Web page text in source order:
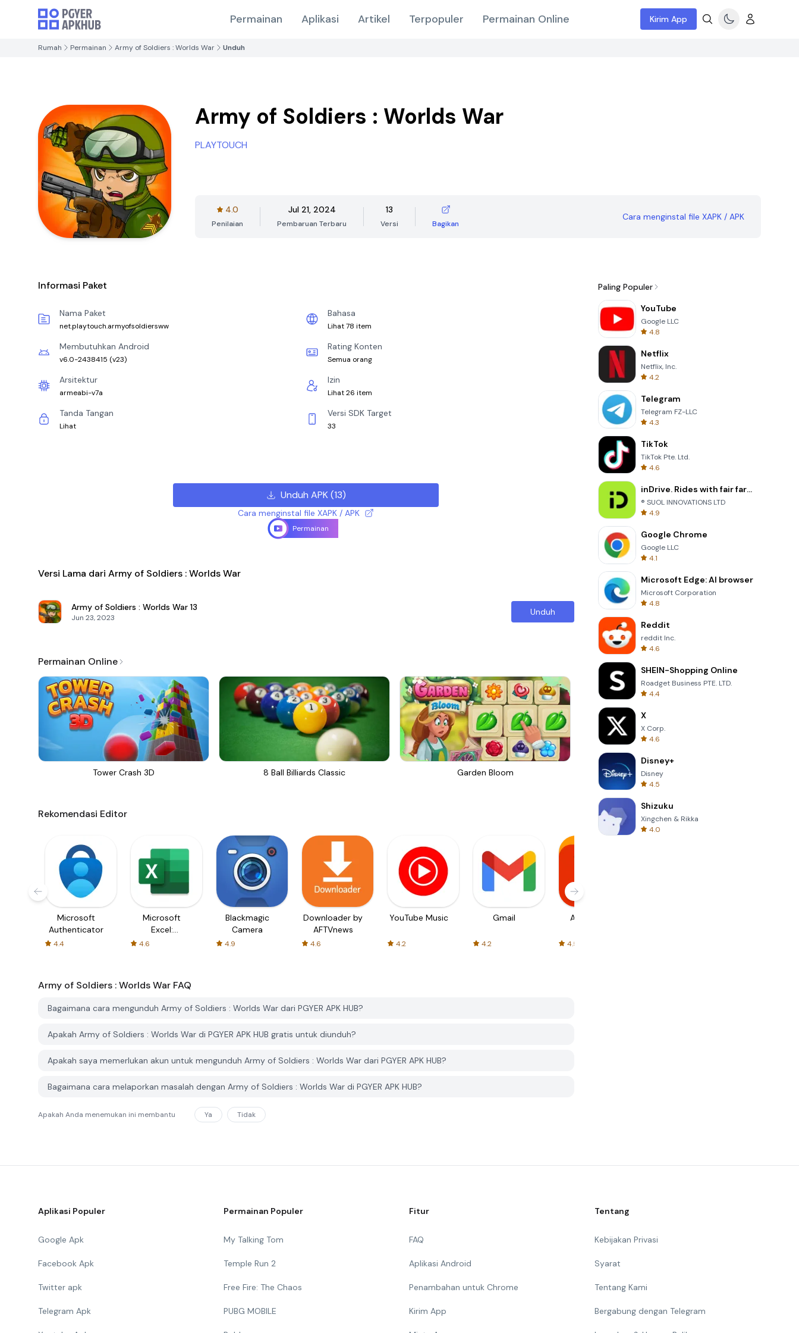
Permainan Aplikasi Artikel Terpopuler Permainan Online Kirim App
Rumah Permainan Army of Soldiers : Worlds War Unduh
Army of Soldiers : Worlds War
PLAYTOUCH
4.0
Penilaian
Jul 21, 2024
Pembaruan Terbaru
13
Versi Bagikan
Cara menginstal file XAPK / APK
Informasi Paket
Nama Paket
net.playtouch.armyofsoldiersww
Bahasa
Lihat 78 item
Membutuhkan Android
v6.0-2438415 (v23)
Rating Konten
Semua orang
Arsitektur
armeabi-v7a
Izin
Lihat 26 item
Tanda Tangan
Lihat
Versi SDK Target
33
Unduh APK(13)
Cara menginstal file XAPK / APK
Permainan
Versi Lama dari Army of Soldiers : Worlds War
Army of Soldiers : Worlds War 13
Jun 23, 2023
Unduh
Permainan Online
Tower Crash 3D 8 Ball Billiards Classic Garden Bloom Skip Card
Rekomendasi Editor
Microsoft
Authenticator
4.4
Microsoft
Excel:
Spreadsheets
4.6
Blackmagic
Camera
4.9
Downloader by
AFTVnews
4.6
YouTube Music
4.2
Gmail
4.2
AliExpress
4.5
Army of Soldiers : Worlds War FAQ
Bagaimana cara mengunduh Army of Soldiers : Worlds War dari PGYER APK HUB?
Apakah Army of Soldiers : Worlds War di PGYER APK HUB gratis untuk diunduh?
Apakah saya memerlukan akun untuk mengunduh Army of Soldiers : Worlds War dari PGYER APK HUB?
Bagaimana cara melaporkan masalah dengan Army of Soldiers : Worlds War di PGYER APK HUB?
Apakah Anda menemukan ini membantu Ya Tidak
Paling Populer
YouTube
Google LLC
4.8
Netflix
Netflix, Inc.
4.2
Telegram
Telegram FZ-LLC
4.3
TikTok
TikTok Pte. Ltd.
4.6
inDrive. Rides with fair fares
® SUOL INNOVATIONS LTD
4.9
Google Chrome
Google LLC
4.1
Microsoft Edge: AI browser
Microsoft Corporation
4.8
Reddit
reddit Inc.
4.6
SHEIN-Shopping Online
Roadget Business PTE. LTD.
4.4
X
X Corp.
4.6
Disney+
Disney
4.5
Shizuku
Xingchen & Rikka
4.0
Aplikasi Populer
Google Apk
Facebook Apk
Twitter apk
Telegram Apk
Permainan Populer
My Talking Tom
Temple Run 2
Free Fire: The Chaos
PUBG MOBILE
Fitur
FAQ
Aplikasi Android
Penambahan untuk Chrome
Kirim App
Tentang
Kebijakan Privasi
Syarat
Tentang Kami
Bergabung dengan Telegram